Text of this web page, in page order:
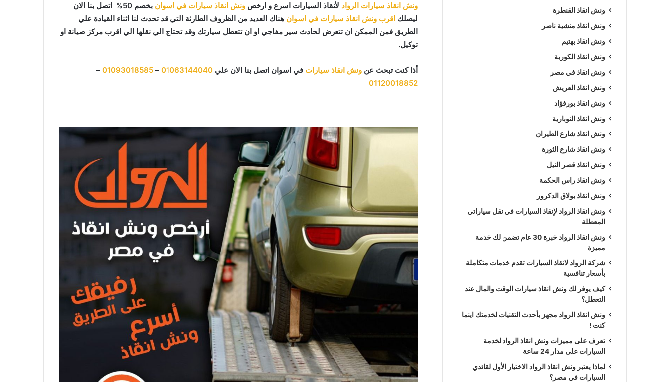
ونش انقاذ سيارات الرواد لأنقاذ السيارات اسرع و ارخص ونش انقاذ سيارات في اسوان
بخصم 50% اتصل بنا الان
ليصلك اقرب ونش انقاذ سيارات في اسوان هناك العديد من الظروف الطارئة التي قد تحدث لنا اثناء القيادة علي
الطريق فمن الممكن ان تتعرض لحادث سير مفاجي او ان تتعطل سيارتك وقد تحتاج الي نقلها الي اقرب مركز صيانة او
توكيل.
أذا كنت تبحث عن ونش انقاذ سيارات في اسوان اتصل بنا الان علي 01063144040
–
01093018585
–
01120018852
ونش انقاذ القنطرة
ونش انقاذ منشية ناصر
ونش انقاذ بهتيم
ونش انقاذ الكوربة
ونش انقاذ في مصر
ونش انقاذ العريش
ونش انقاذ بورفؤاد
ونش انقاذ النوبارية
ونش انقاذ شارع الطيران
ونش انقاذ شارع الثورة
ونش انقاذ قصر النيل
ونش انقاذ راس الحكمة
ونش انقاذ بولاق الدكرور
ونش انقاذ الرواد لإنقاذ السيارات في نقل سياراتي
المعطلة
ونش انقاذ الرواد خبرة 30 عام تضمن لك خدمة
مميزة
شركة الرواد لانقاذ السيارات تقدم خدمات متكاملة
بأسعار تنافسية
كيف يوفر لك ونش انقاذ سيارات الوقت والمال عند
التعطل؟
ونش انقاذ الرواد مجهز بأحدث التقنيات لخدمتك اينما
كنت !
تعرف على مميزات ونش انقاذ الرواد لخدمة
السيارات على مدار 24 ساعة
لماذا يعتبر ونش انقاذ الرواد الاختيار الأول لقائدي
السيارات في مصر؟